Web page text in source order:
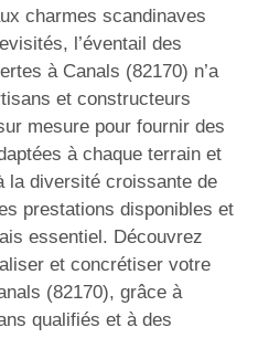
charmes scandinaves
l’éventail des
à Canals (82170) n’a
et constructeurs
mesure pour fournir des
à chaque terrain et
la diversité croissante de
prestations disponibles et
essentiel. Découvrez
et concrétiser votre
(82170), grâce à
qualifiés et à des